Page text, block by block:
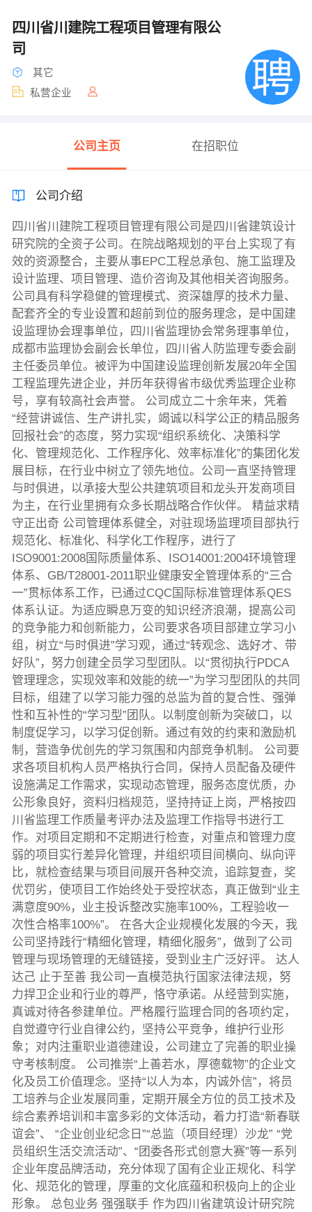
四川省川建院工程项目管理有限公
司
其它
私营企业
公司主页 在招职位
公司介绍
四川省川建院工程项目管理有限公司是四川省建筑设计
研究院的全资子公司。在院战略规划的平台上实现了有
效的资源整合，主要从事EPC工程总承包、施工监理及
设计监理、项目管理、造价咨询及其他相关咨询服务。
公司具有科学稳健的管理模式、资深雄厚的技术力量、
配套齐全的专业设置和超前到位的服务理念，是中国建
设监理协会理事单位，四川省监理协会常务理事单位，
成都市监理协会副会长单位，四川省人防监理专委会副
主任委员单位。被评为中国建设监理创新发展20年全国
工程监理先进企业，并历年获得省市级优秀监理企业称
号，享有较高社会声誉。 公司成立二十余年来，凭着
“经营讲诚信、生产讲扎实，竭诚以科学公正的精品服务
回报社会”的态度，努力实现“组织系统化、决策科学
化、管理规范化、工作程序化、效率标准化”的集团化发
展目标，在行业中树立了领先地位。公司一直坚持管理
与时俱进，以承接大型公共建筑项目和龙头开发商项目
为主，在行业里拥有众多长期战略合作伙伴。 精益求精
守正出奇 公司管理体系健全，对驻现场监理项目部执行
规范化、标准化、科学化工作程序，进行了
ISO9001:2008国际质量体系、ISO14001:2004环境管理
体系、GB/T28001-2011职业健康安全管理体系的“三合
一”贯标体系工作，已通过CQC国际标准管理体系QES
体系认证。为适应瞬息万变的知识经济浪潮，提高公司
的竞争能力和创新能力，公司要求各项目部建立学习小
组，树立“与时俱进”学习观，通过“转观念、选好才、带
好队”，努力创建全员学习型团队。以“贯彻执行PDCA
管理理念，实现效率和效能的统一”为学习型团队的共同
目标，组建了以学习能力强的总监为首的复合性、强弹
性和互补性的“学习型”团队。以制度创新为突破口，以
制度促学习，以学习促创新。通过有效的约束和激励机
制，营造争优创先的学习氛围和内部竞争机制。 公司要
求各项目机构人员严格执行合同，保持人员配备及硬件
设施满足工作需求，实现动态管理，服务态度优质，办
公形象良好，资料归档规范，坚持持证上岗，严格按四
川省监理工作质量考评办法及监理工作指导书进行工
作。对项目定期和不定期进行检查，对重点和管理力度
弱的项目实行差异化管理，并组织项目间横向、纵向评
比，就检查结果与项目间展开各种交流，追踪复查，奖
优罚劣，使项目工作始终处于受控状态，真正做到“业主
满意度90%，业主投诉整改实施率100%，工程验收一
次性合格率100%”。 在各大企业规模化发展的今天，我
公司坚持践行“精细化管理，精细化服务”，做到了公司
管理与现场管理的无缝链接，受到业主广泛好评。 达人
达己 止于至善 我公司一直模范执行国家法律法规，努
力捍卫企业和行业的尊严，恪守承诺。从经营到实施，
真诚对待各参建单位。严格履行监理合同的各项约定，
自觉遵守行业自律公约，坚持公平竞争，维护行业形
象；对内注重职业道德建设，公司建立了完善的职业操
守考核制度。 公司推崇“上善若水，厚德载物”的企业文
化及员工价值理念。坚持“以人为本，内诚外信”，将员
工培养与企业发展同重，定期开展全方位的员工技术及
综合素养培训和丰富多彩的文体活动，着力打造“新春联
谊会”、 “企业创业纪念日”“总监（项目经理）沙龙” “党
员组织生活交流活动”、“团委各形式创意大赛”等一系列
企业年度品牌活动，充分体现了国有企业正规化、科学
化、规范化的管理，厚重的文化底蕴和积极向上的企业
形象。 总包业务 强强联手 作为四川省建筑设计研究院